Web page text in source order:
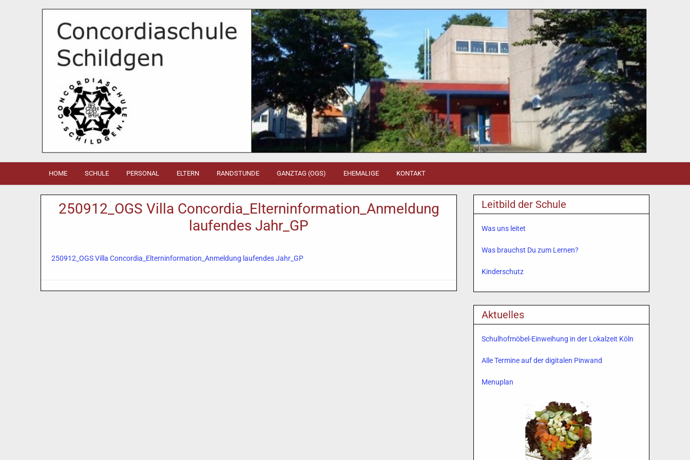
HOME SCHULE PERSONAL ELTERN RANDSTUNDE GANZTAG (OGS) EHEMALIGE KONTAKT
250912_OGS Villa Concordia_Elterninformation_Anmeldung
laufendes Jahr_GP
250912_OGS Villa Concordia_Elterninformation_Anmeldung laufendes Jahr_GP
Leitbild der Schule
Was uns leitet
Was brauchst Du zum Lernen?
Kinderschutz
Aktuelles
Schulhofmöbel-Einweihung in der Lokalzeit Köln
Alle Termine auf der digitalen Pinwand
Menuplan